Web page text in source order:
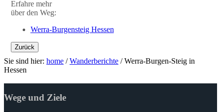
Erfahre mehr
über den Weg:
Werra-Burgensteig Hessen
Zurück
Sie sind hier: home /Wanderberichte /Werra-Burgen-Steig in
Hessen
Wege und Ziele